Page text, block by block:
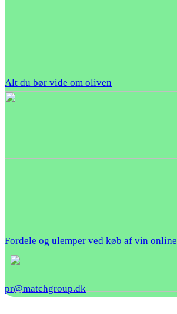
Alt du bør vide om oliven
Fordele og ulemper ved køb af vin online
pr@matchgroup.dk